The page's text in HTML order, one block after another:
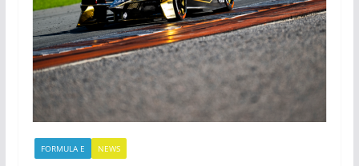
FORMULA E NEWS